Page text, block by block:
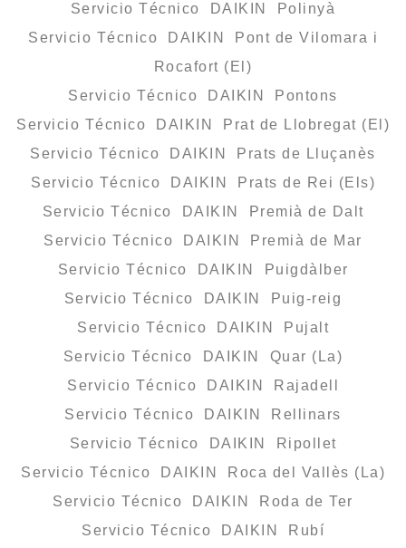
Servicio Técnico DAIKIN Polinyà
Servicio Técnico DAIKIN Pont de Vilomara i
Rocafort (El)
Servicio Técnico DAIKIN Pontons
Servicio Técnico DAIKIN Prat de Llobregat (El)
Servicio Técnico DAIKIN Prats de Lluçanès
Servicio Técnico DAIKIN Prats de Rei (Els)
Servicio Técnico DAIKIN Premià de Dalt
Servicio Técnico DAIKIN Premià de Mar
Servicio Técnico DAIKIN Puigdàlber
Servicio Técnico DAIKIN Puig-reig
Servicio Técnico DAIKIN Pujalt
Servicio Técnico DAIKIN Quar (La)
Servicio Técnico DAIKIN Rajadell
Servicio Técnico DAIKIN Rellinars
Servicio Técnico DAIKIN Ripollet
Servicio Técnico DAIKIN Roca del Vallès (La)
Servicio Técnico DAIKIN Roda de Ter
Servicio Técnico DAIKIN Rubí